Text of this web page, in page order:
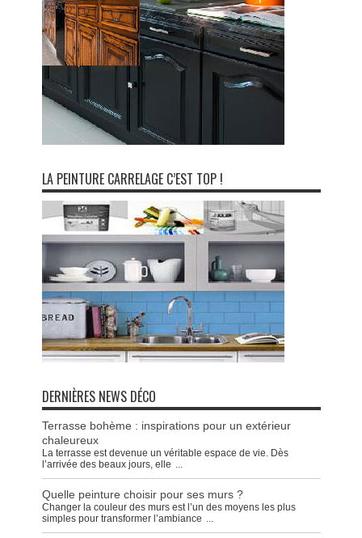
LA PEINTURE CARRELAGE C’EST TOP !
DERNIÈRES NEWS DÉCO
Terrasse bohème : inspirations pour un extérieur
chaleureux
La terrasse est devenue un véritable espace de vie. Dès
l’arrivée des beaux jours, elle ...
Quelle peinture choisir pour ses murs ?
Changer la couleur des murs est l’un des moyens les plus
simples pour transformer l’ambiance ...